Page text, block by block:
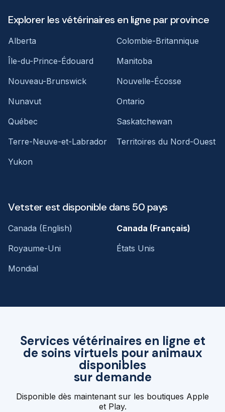
Services vétérinaires en ligne et
de soins virtuels pour animaux
disponibles
sur demande
Disponible dès maintenant sur les boutiques Apple
et Play.
Explorer les vétérinaires en ligne par province
Alberta
Colombie-Britannique
Île-du-Prince-Édouard
Manitoba
Nouveau-Brunswick
Nouvelle-Écosse
Nunavut
Ontario
Québec
Saskatchewan
Terre-Neuve-et-Labrador
Territoires du Nord-Ouest
Yukon
Vetster est disponible dans 50 pays
Canada (English)
Canada (Français)
Royaume-Uni
États Unis
Mondial